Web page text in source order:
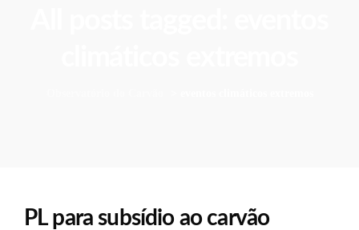
PL para subsídio ao carvão